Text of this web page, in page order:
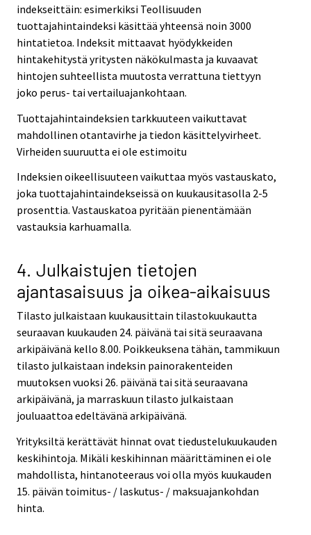
indekseittäin: esimerkiksi Teollisuuden
tuottajahintaindeksi käsittää yhteensä noin 3000
hintatietoa. Indeksit mittaavat hyödykkeiden
hintakehitystä yritysten näkökulmasta ja kuvaavat
hintojen suhteellista muutosta verrattuna tiettyyn
joko perus- tai vertailuajankohtaan.
Tuottajahintaindeksien tarkkuuteen vaikuttavat
mahdollinen otantavirhe ja tiedon käsittelyvirheet.
Virheiden suuruutta ei ole estimoitu
Indeksien oikeellisuuteen vaikuttaa myös vastauskato,
joka tuottajahintaindekseissä on kuukausitasolla 2-5
prosenttia. Vastauskatoa pyritään pienentämään
vastauksia karhuamalla.
4. Julkaistujen tietojen
ajantasaisuus ja oikea-aikaisuus
Tilasto julkaistaan kuukausittain tilastokuukautta
seuraavan kuukauden 24. päivänä tai sitä seuraavana
arkipäivänä kello 8.00. Poikkeuksena tähän, tammikuun
tilasto julkaistaan indeksin painorakenteiden
muutoksen vuoksi 26. päivänä tai sitä seuraavana
arkipäivänä, ja marraskuun tilasto julkaistaan
jouluaattoa edeltävänä arkipäivänä.
Yrityksiltä kerättävät hinnat ovat tiedustelukuukauden
keskihintoja. Mikäli keskihinnan määrittäminen ei ole
mahdollista, hintanoteeraus voi olla myös kuukauden
15. päivän toimitus- / laskutus- / maksuajankohdan
hinta.